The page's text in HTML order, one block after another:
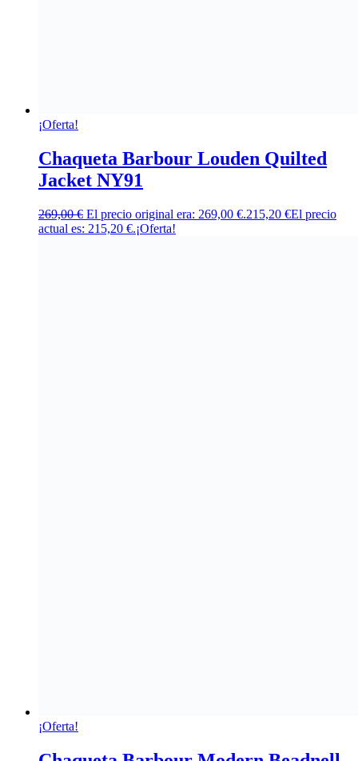
¡Oferta!
Chaqueta Barbour Louden Quilted
Jacket NY91
269,00€ El precio original era: 269,00 €.215,20 €El precio
actual es: 215,20 €.¡Oferta!
¡Oferta!